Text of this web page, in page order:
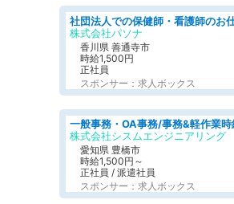
株式会社パソナ
香川県 善通寺市
時給1,500円
正社員
スポンサー：求人ボックス
株式会社シスムエンジニアリング
愛知県 豊橋市
時給1,500円～
正社員 / 派遣社員
スポンサー：求人ボックス